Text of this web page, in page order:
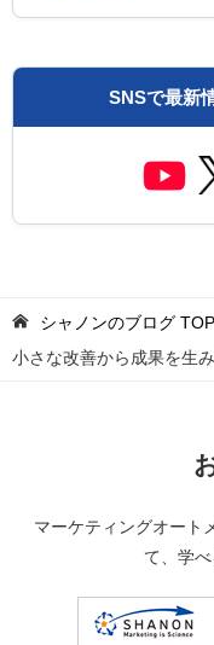
SNSで最新
シャノンのブログ TOP
小さな改善から成果を生
マーケティングオート
て、学